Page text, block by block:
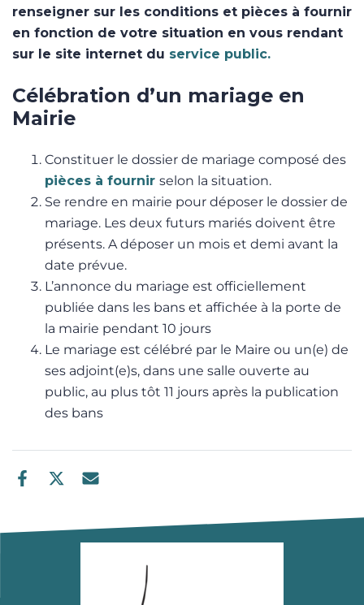
renseigner sur les conditions et pièces à fournir
en fonction de votre situation en vous rendant
sur le site internet du service public.
Célébration d’un mariage en
Mairie
Constituer le dossier de mariage composé des
pièces à fournir selon la situation.
Se rendre en mairie pour déposer le dossier de
mariage. Les deux futurs mariés doivent être
présents. A déposer un mois et demi avant la
date prévue.
L’annonce du mariage est officiellement
publiée dans les bans et affichée à la porte de
la mairie pendant 10 jours
Le mariage est célébré par le Maire ou un(e) de
ses adjoint(e)s, dans une salle ouverte au
public, au plus tôt 11 jours après la publication
des bans